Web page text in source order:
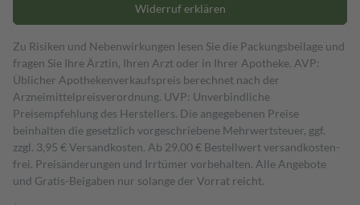
Widerruf erklären
Zu Risiken und Nebenwirkungen lesen Sie die Packungsbeilage und
fragen Sie Ihre Ärztin, Ihren Arzt oder in Ihrer Apotheke. AVP:
Üblicher Apothekenverkaufspreis berechnet nach der
Arzneimittelpreisverordnung. UVP: Unverbindliche
Preisempfehlung des Herstellers. Die angegebenen Preise
beinhalten die gesetzlich vorgeschriebene Mehrwertsteuer, ggf.
zzgl. 3,95 € Versandkosten. Ab 29,00 € Bestell­wert versand­kosten­
frei. Preisänderungen und Irrtümer vorbehalten. Alle Angebote
und Gratis-Beigaben nur solange der Vorrat reicht.